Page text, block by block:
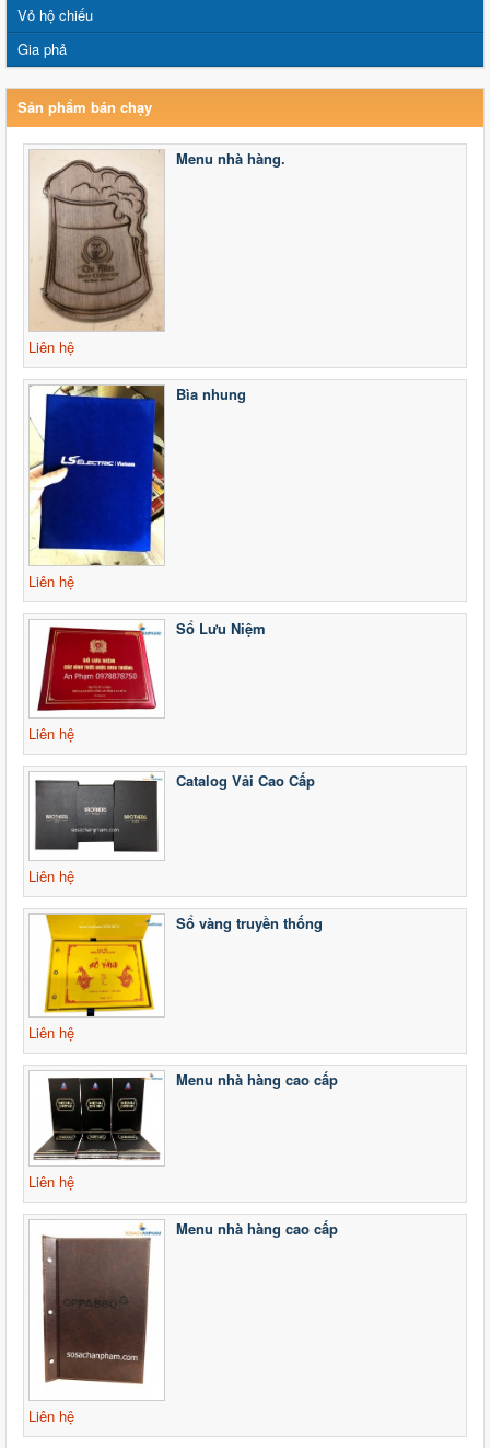
Vỏ hộ chiếu
Gia phả
Sản phẩm bán chạy
Menu nhà hàng.
Liên hệ
Bìa nhung
Liên hệ
Sổ Lưu Niệm
Liên hệ
Catalog Vải Cao Cấp
Liên hệ
Sổ vàng truyền thống
Liên hệ
Menu nhà hàng cao cấp
Liên hệ
Menu nhà hàng cao cấp
Liên hệ